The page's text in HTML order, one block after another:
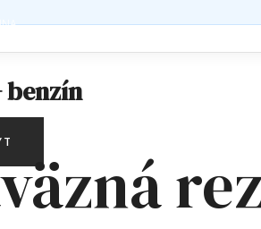
benzín